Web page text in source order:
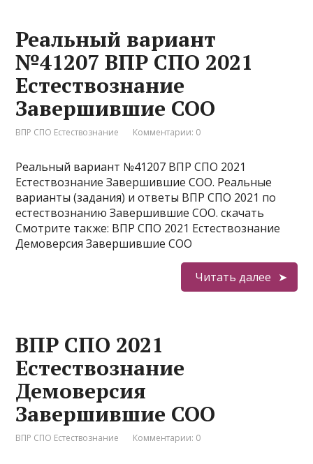
Реальный вариант
№41207 ВПР СПО 2021
Естествознание
Завершившие СОО
ВПР СПО Естествознание Комментарии: 0
Реальный вариант №41207 ВПР СПО 2021
Естествознание Завершившие СОО. Реальные
варианты (задания) и ответы ВПР СПО 2021 по
естествознанию Завершившие СОО. скачать
Смотрите также: ВПР СПО 2021 Естествознание
Демоверсия Завершившие СОО
Читать далее
ВПР СПО 2021
Естествознание
Демоверсия
Завершившие СОО
ВПР СПО Естествознание Комментарии: 0